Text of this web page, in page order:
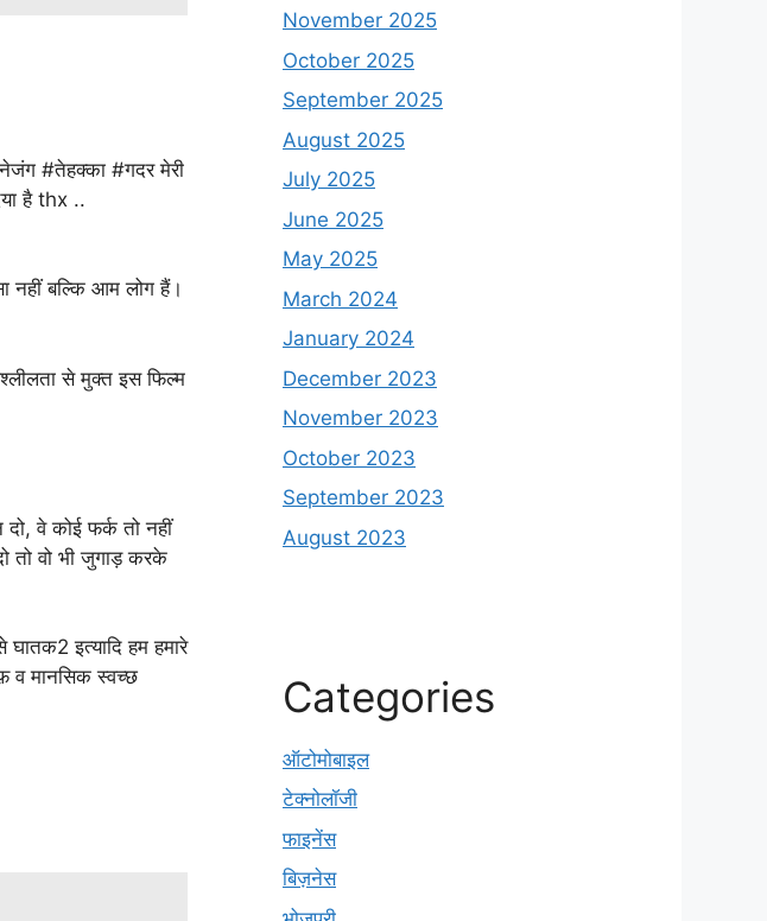
#तेहक्का #गदर मेरी
है thx ..
नहीं बल्कि आम लोग हैं।
से मुक्त इस फिल्म
वे कोई फर्क तो नहीं
तो वो भी जुगाड़ करके
इत्यादि हम हमारे
व मानसिक स्वच्छ
November 2025
October 2025
September 2025
August 2025
July 2025
June 2025
May 2025
March 2024
January 2024
December 2023
November 2023
October 2023
September 2023
August 2023
Categories
ऑटोमोबाइल
टेक्नोलॉजी
फाइनेंस
बिज़नेस